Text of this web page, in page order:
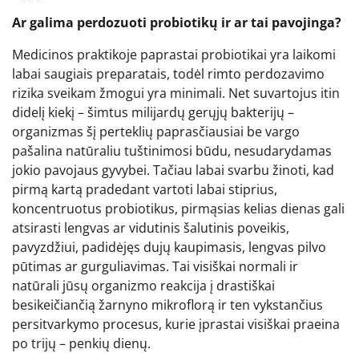
Ar galima perdozuoti probiotikų ir ar tai pavojinga?
Medicinos praktikoje paprastai probiotikai yra laikomi
labai saugiais preparatais, todėl rimto perdozavimo
rizika sveikam žmogui yra minimali. Net suvartojus itin
didelį kiekį – šimtus milijardų gerųjų bakterijų –
organizmas šį perteklių paprasčiausiai be vargo
pašalina natūraliu tuštinimosi būdu, nesudarydamas
jokio pavojaus gyvybei. Tačiau labai svarbu žinoti, kad
pirmą kartą pradedant vartoti labai stiprius,
koncentruotus probiotikus, pirmąsias kelias dienas gali
atsirasti lengvas ar vidutinis šalutinis poveikis,
pavyzdžiui, padidėjęs dujų kaupimasis, lengvas pilvo
pūtimas ar gurguliavimas. Tai visiškai normali ir
natūrali jūsų organizmo reakcija į drastiškai
besikeičiančią žarnyno mikroflorą ir ten vykstančius
persitvarkymo procesus, kurie įprastai visiškai praeina
po trijų – penkių dienų.